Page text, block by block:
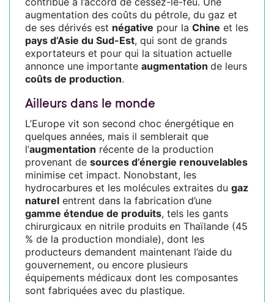
augmentation des coûts du pétrole, du gaz et
de ses dérivés est négative pour la Chine et les
pays d’Asie du Sud-Est, qui sont de grands
exportateurs et pour qui la situation actuelle
annonce une importante augmentation de leurs
coûts de production.
Ailleurs dans le monde
L’Europe vit son second choc énergétique en
quelques années, mais il semblerait que
l’augmentation récente de la production
provenant de sources d’énergie renouvelables
minimise cet impact. Nonobstant, les
hydrocarbures et les molécules extraites du gaz
naturel entrent dans la fabrication d’une
gamme étendue de produits, tels les gants
chirurgicaux en nitrile produits en Thaïlande (45
% de la production mondiale), dont les
producteurs demandent maintenant l’aide du
gouvernement, ou encore plusieurs
équipements médicaux dont les composantes
sont fabriquées avec du plastique.